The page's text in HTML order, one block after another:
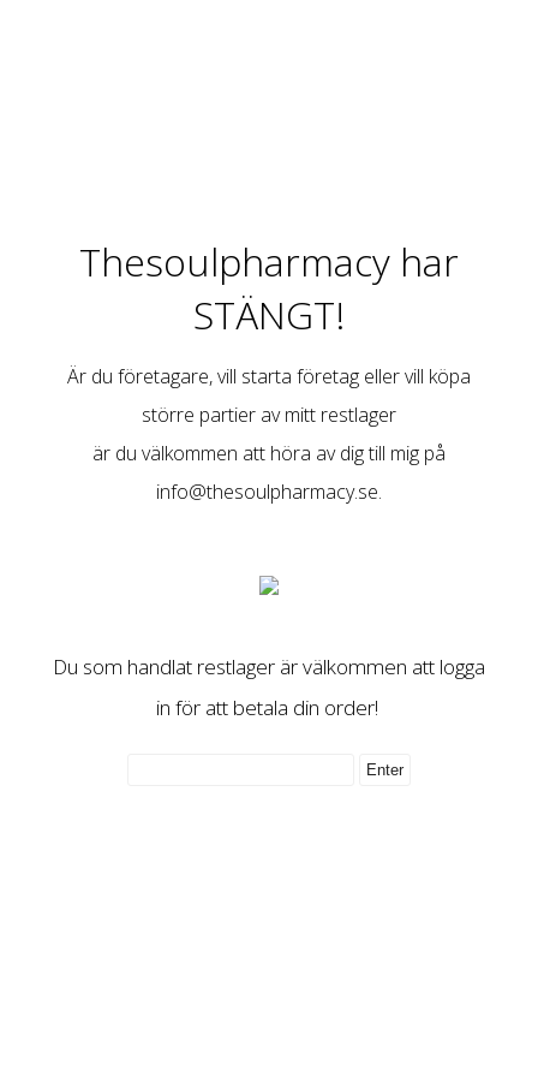
Thesoulpharmacy har
STÄNGT!
Är du företagare, vill starta företag eller vill köpa
större partier av mitt restlager
är du välkommen att höra av dig till mig på
info@thesoulpharmacy.se.
Du som handlat restlager är välkommen att logga
in för att betala din order!